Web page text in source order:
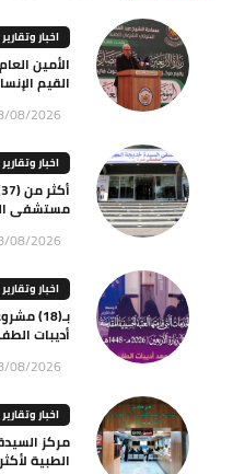
اخبار وتقارير
الأمين
القيم
08/2026
اخبار وتقارير
مستشفى
08/2026
اخبار وتقارير
أديبات
08/2026
اخبار وتقارير
مركز
الطبية لأكثر من